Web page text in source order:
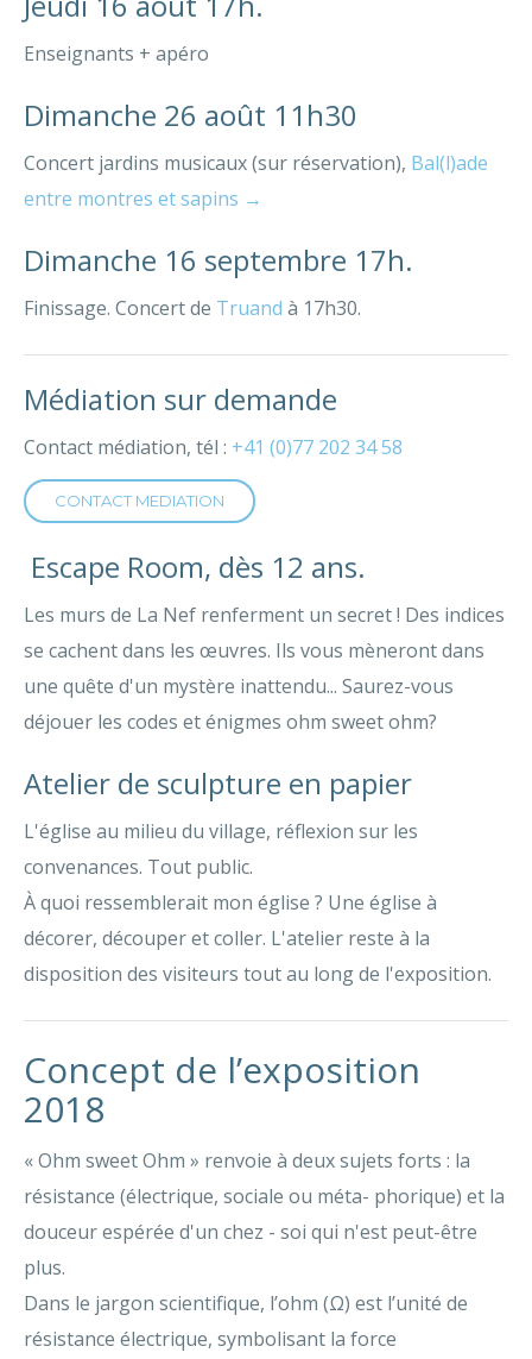
Enseignants + apéro
Dimanche 26 août 11h30
Concert jardins musicaux (sur réservation), Bal(l)ade
entre montres et sapins →
Dimanche 16 septembre 17h.
Finissage. Concert de Truand à 17h30.
Médiation sur demande
Contact médiation, tél : +41 (0)77 202 34 58
CONTACT MEDIATION
Escape Room, dès 12 ans.
Les murs de La Nef renferment un secret ! Des indices
se cachent dans les œuvres. Ils vous mèneront dans
une quête d'un mystère inattendu... Saurez-vous
déjouer les codes et énigmes ohm sweet ohm?
Atelier de sculpture en papier
L'église au milieu du village, réflexion sur les
convenances. Tout public.
À quoi ressemblerait mon église ? Une église à
décorer, découper et coller. L'atelier reste à la
disposition des visiteurs tout au long de l'exposition.
Concept de l’exposition
2018
« Ohm sweet Ohm » renvoie à deux sujets forts : la
résistance (électrique, sociale ou méta- phorique) et la
douceur espérée d'un chez - soi qui n'est peut-être
plus.
Dans le jargon scientifique, l’ohm (Ω) est l’unité de
résistance électrique, symbolisant la force